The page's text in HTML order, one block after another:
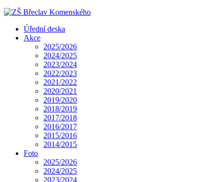
Úřední deska
Akce
2025/2026
2024/2025
2023/2024
2022/2023
2021/2022
2020/2021
2019/2020
2018/2019
2017/2018
2016/2017
2015/2016
2014/2015
Foto
2025/2026
2024/2025
2023/2024